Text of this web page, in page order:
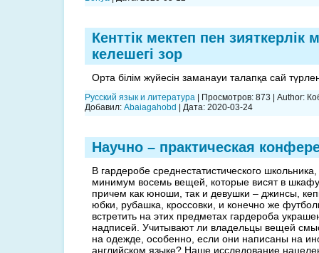
Кенттік мектеп пен зияткерлік
келешегі зор
Орта білім жүйесін заманауи талапқа сай
Русский язык и литература Просмотров: 873 Author:
Добавил: Abaiagahobd Дата: 2020-03-24
Научно – практическая
В гардеробе среднестатистического
минимум восемь вещей, которые висят в
причем как юноши, так и девушки – джинсы,
юбки, рубашка, кроссовки, и конечно же
встретить на этих предметах гардероба
надписей. Учитывают ли владельцы вещей
на одежде, особенно, если они написаны на
английском языке? Наше исследование